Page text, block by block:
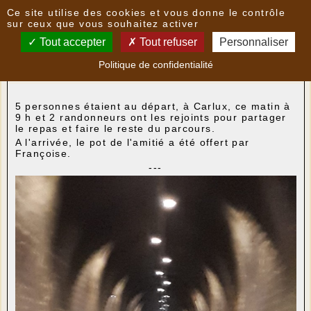
Nouvelles
Randonnée du 20 juin 2022 - le20/06/2022 21:51
5 personnes étaient au départ, à Carlux, ce matin à
9 h et 2 randonneurs ont les rejoints pour partager
le repas et faire le reste du parcours.
A l'arrivée, le pot de l'amitié a été offert par
Françoise.
---
Ce site utilise des cookies et vous donne le contrôle
sur ceux que vous souhaitez activer
Tout accepter Tout refuser Personnaliser
Politique de confidentialité